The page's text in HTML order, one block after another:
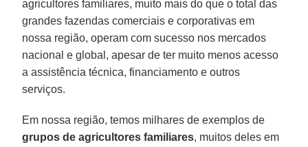
agricultores familiares, muito mais do que o total das
grandes fazendas comerciais e corporativas em
nossa região, operam com sucesso nos mercados
nacional e global, apesar de ter muito menos acesso
a assistência técnica, financiamento e outros
serviços.
Em nossa região, temos milhares de exemplos de
grupos de agricultores familiares, muitos deles em